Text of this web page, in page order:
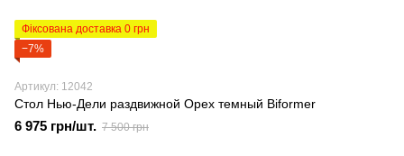
Фіксована доставка 0 грн
−7%
Артикул: 12042
Стол Нью-Дели раздвижной Орех темный Biformer
6 975 грн/шт. 7 500 грн